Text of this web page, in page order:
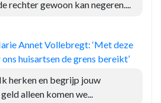
rechter gewoon kan negeren....
Annet Vollebregt: ‘Met deze
huisartsen de grens bereikt’
herken en begrijp jouw
alleen komen we...